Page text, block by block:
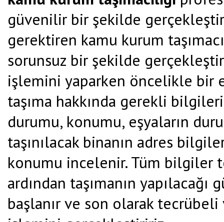
güvenilir bir şekilde
gerektiren kamu kurum
sorunsuz bir şekilde
işlemini yaparken öncelikle bir
taşıma hakkında gerekli
durumu, konumu, eşyaların
taşınılacak binanın adres
konumu incelenir. Tüm bilgiler
ardından taşımanın
başlanır ve son olarak